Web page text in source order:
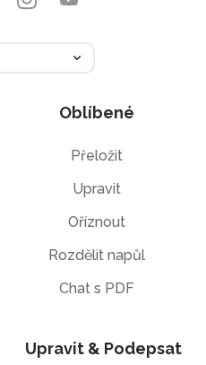
Oblíbené
Přeložit
Upravit
Oříznout
Rozdělit napůl
Chat s PDF
Upravit & Podepsat